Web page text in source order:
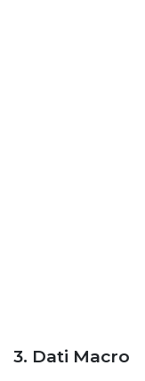
3. Dati Macro